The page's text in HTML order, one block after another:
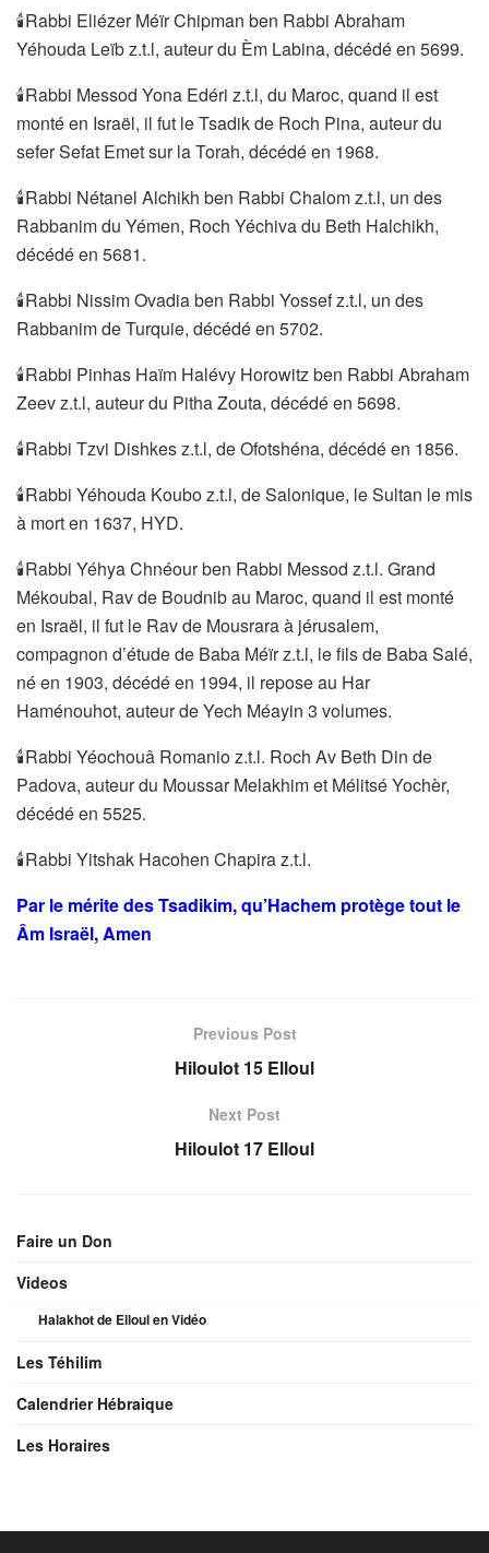
🕯Rabbi Eliézer Méïr Chipman ben Rabbi Abraham
Yéhouda Leïb z.t.l, auteur du Èm Labina, décédé en 5699.
🕯Rabbi Messod Yona Edéri z.t.l, du Maroc, quand il est
monté en Israël, il fut le Tsadik de Roch Pina, auteur du
sefer Sefat Emet sur la Torah, décédé en 1968.
🕯Rabbi Nétanel Alchikh ben Rabbi Chalom z.t.l, un des
Rabbanim du Yémen, Roch Yéchiva du Beth Halchikh,
décédé en 5681.
🕯Rabbi Nissim Ovadia ben Rabbi Yossef z.t.l, un des
Rabbanim de Turquie, décédé en 5702.
🕯Rabbi Pinhas Haïm Halévy Horowitz ben Rabbi Abraham
Zeev z.t.l, auteur du Pitha Zouta, décédé en 5698.
🕯Rabbi Tzvi Dishkes z.t.l, de Ofotshéna, décédé en 1856.
🕯Rabbi Yéhouda Koubo z.t.l, de Salonique, le Sultan le mis
à mort en 1637, HYD.
🕯Rabbi Yéhya Chnéour ben Rabbi Messod z.t.l. Grand
Mékoubal, Rav de Boudnib au Maroc, quand il est monté
en Israël, il fut le Rav de Mousrara à jérusalem,
compagnon d’étude de Baba Méïr z.t.l, le fils de Baba Salé,
né en 1903, décédé en 1994, il repose au Har
Haménouhot, auteur de Yech Méayin 3 volumes.
🕯Rabbi Yéochouâ Romanio z.t.l. Roch Av Beth Din de
Padova, auteur du Moussar Melakhim et Mélitsé Yochèr,
décédé en 5525.
🕯Rabbi Yitshak Hacohen Chapira z.t.l.
Par le mérite des Tsadikim, qu’Hachem protège tout le
Âm Israël, Amen
Previous Post
Hiloulot 15 Elloul
Next Post
Hiloulot 17 Elloul
Faire un Don
Videos
Halakhot de Elloul en Vidéo
Les Téhilim
Calendrier Hébraique
Les Horaires